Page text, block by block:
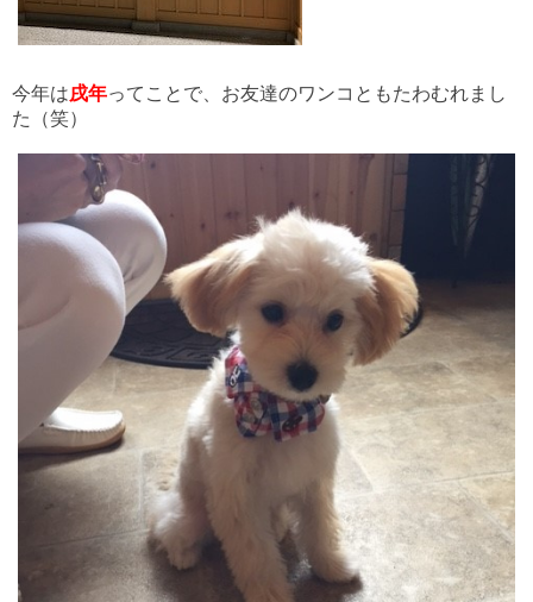
今年は戌年ってことで、お友達のワンコともたわむれまし
た（笑）